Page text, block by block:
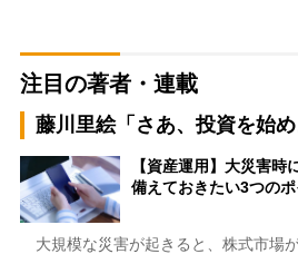
注目の著者・連載
藤川里絵「さあ、投資を始め
【資産運用】大災害時
備えておきたい3つの
大規模な災害が起きると、株式市場